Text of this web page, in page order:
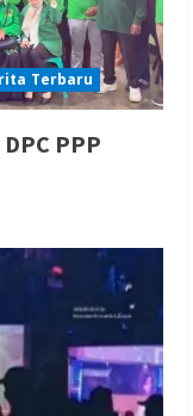
Terbaru
PPP